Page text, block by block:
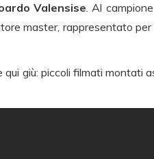
Valensise. Al
master, rappresentato
qui giù: piccoli filmati montati